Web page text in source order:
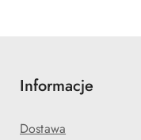
Informacje
Dostawa